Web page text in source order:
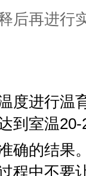
后再进行
度进行温
到室温
确的结果
程中不要